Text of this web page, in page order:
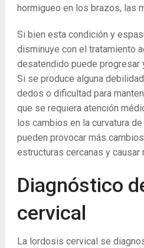
hormigueo en los brazos, las
Si bien esta condición y
disminuye con el tratamiento
desatendido puede progresar
Si se produce alguna
dedos o dificultad para
que se requiera atención
los cambios en la curvatura
pueden provocar más
estructuras cercanas y causar
Diagnóstico
cervical
La lordosis cervical se